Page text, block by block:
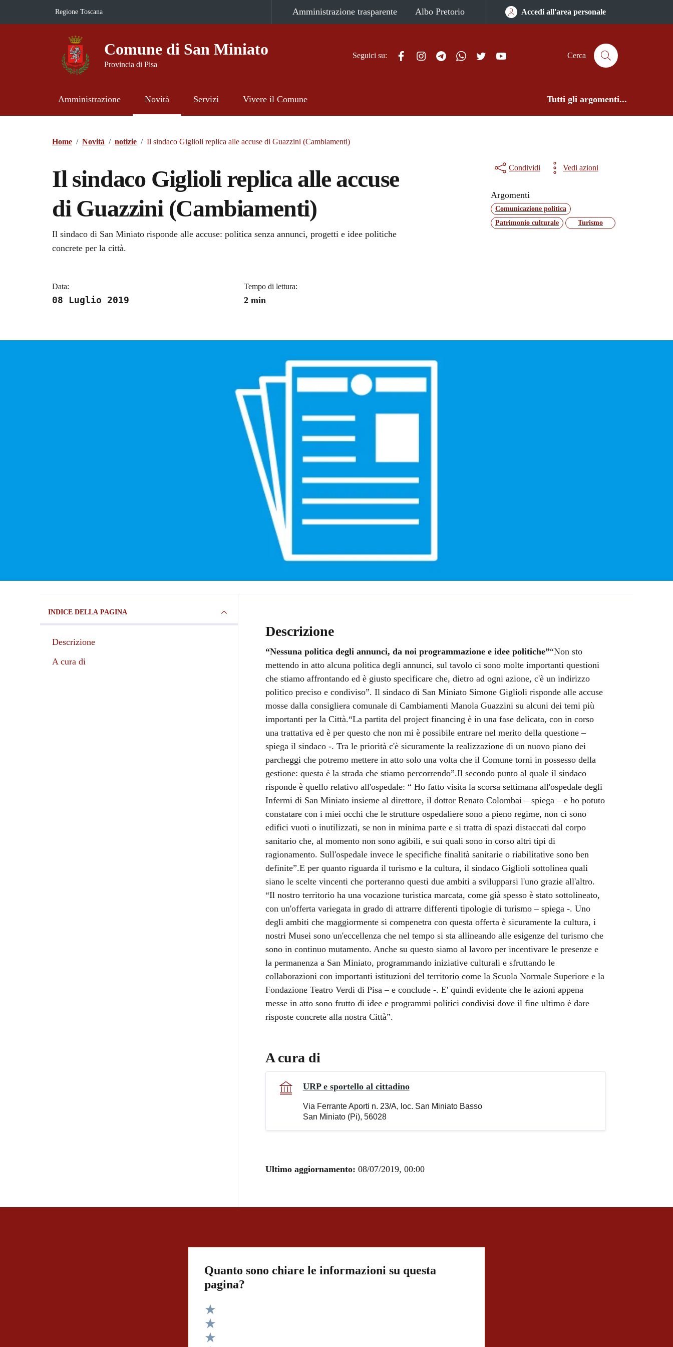
Vai ai contenuti
Regione Toscana Amministrazione trasparente Albo Pretorio Accedi all'area personale
Comune di San Miniato
Provincia di Pisa
Seguici su: FacebookInstagramTelegramWhatsApp
Twitter ComunicaCityCerca
Amministrazione Novità Servizi Vivere il Comune Tutti gli argomenti...
Home / Novità / notizie / Il sindaco Giglioli replica alle accuse di Guazzini (Cambiamenti)
Il sindaco Giglioli replica alle accuse
di Guazzini (Cambiamenti)
Dettagli della notizia
Il sindaco di San Miniato risponde alle accuse: politica senza annunci, progetti e idee politiche
concrete per la città.
Data:
08 Luglio 2019
Tempo di lettura:
2 min
Condividi Vedi azioni
Argomenti
Comunicazione politica
Patrimonio culturale
Turismo
INDICE DELLA PAGINA
Descrizione
A cura di
Descrizione
“Nessuna politica degli annunci, da noi programmazione e idee politiche”“Non sto
mettendo in atto alcuna politica degli annunci, sul tavolo ci sono molte importanti questioni
che stiamo affrontando ed è giusto specificare che, dietro ad ogni azione, c'è un indirizzo
politico preciso e condiviso”. Il sindaco di San Miniato Simone Giglioli risponde alle accuse
mosse dalla consigliera comunale di Cambiamenti Manola Guazzini su alcuni dei temi più
importanti per la Città.“La partita del project financing è in una fase delicata, con in corso
una trattativa ed è per questo che non mi è possibile entrare nel merito della questione –
spiega il sindaco -. Tra le priorità c'è sicuramente la realizzazione di un nuovo piano dei
parcheggi che potremo mettere in atto solo una volta che il Comune torni in possesso della
gestione: questa è la strada che stiamo percorrendo”.Il secondo punto al quale il sindaco
risponde è quello relativo all'ospedale: “ Ho fatto visita la scorsa settimana all'ospedale degli
Infermi di San Miniato insieme al direttore, il dottor Renato Colombai – spiega – e ho potuto
constatare con i miei occhi che le strutture ospedaliere sono a pieno regime, non ci sono
edifici vuoti o inutilizzati, se non in minima parte e si tratta di spazi distaccati dal corpo
sanitario che, al momento non sono agibili, e sui quali sono in corso altri tipi di
ragionamento. Sull'ospedale invece le specifiche finalità sanitarie o riabilitative sono ben
definite”.E per quanto riguarda il turismo e la cultura, il sindaco Giglioli sottolinea quali
siano le scelte vincenti che porteranno questi due ambiti a svilupparsi l'uno grazie all'altro.
“Il nostro territorio ha una vocazione turistica marcata, come già spesso è stato sottolineato,
con un'offerta variegata in grado di attrarre differenti tipologie di turismo – spiega -. Uno
degli ambiti che maggiormente si compenetra con questa offerta è sicuramente la cultura, i
nostri Musei sono un'eccellenza che nel tempo si sta allineando alle esigenze del turismo che
sono in continuo mutamento. Anche su questo siamo al lavoro per incentivare le presenze e
la permanenza a San Miniato, programmando iniziative culturali e sfruttando le
collaborazioni con importanti istituzioni del territorio come la Scuola Normale Superiore e la
Fondazione Teatro Verdi di Pisa – e conclude -. E' quindi evidente che le azioni appena
messe in atto sono frutto di idee e programmi politici condivisi dove il fine ultimo è dare
risposte concrete alla nostra Città”.
A cura di
URP e sportello al cittadino
Via Ferrante Aporti n. 23/A, loc. San Miniato Basso
San Miniato (Pi), 56028
Ultimo aggiornamento: 08/07/2019, 00:00
Quanto sono chiare le informazioni su questa
pagina?
Valuta 5 stelle su 5
Valuta 4 stelle su 5